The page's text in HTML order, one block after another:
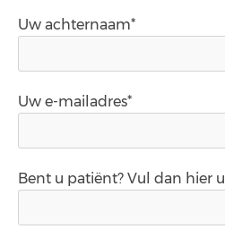
Uw achternaam*
Uw e-mailadres*
Bent u patiënt? Vul dan hier